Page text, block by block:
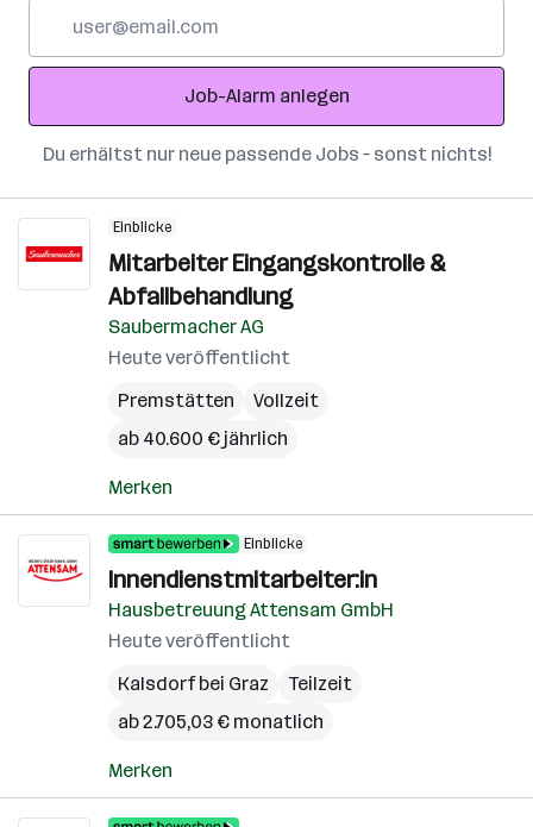
Adresse
Job-Alarm anlegen
Du erhältst nur neue passende Jobs – sonst nichts!
Einblicke
Mitarbeiter Eingangskontrolle &
Abfallbehandlung
Saubermacher AG
Heute veröffentlicht
Premstätten
Vollzeit
ab 40.600 € jährlich
Merken
Einblicke
Innendienstmitarbeiter:in
Hausbetreuung Attensam GmbH
Heute veröffentlicht
Kalsdorf bei Graz
Teilzeit
ab 2.705,03 € monatlich
Merken